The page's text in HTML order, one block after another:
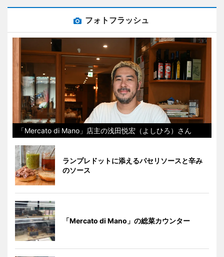
フォトフラッシュ
「Mercato di Mano」店主の浅田悦宏（よしひろ）さん
ランプレドットに添えるパセリソースと辛み
のソース
「Mercato di Mano」の総菜カウンター